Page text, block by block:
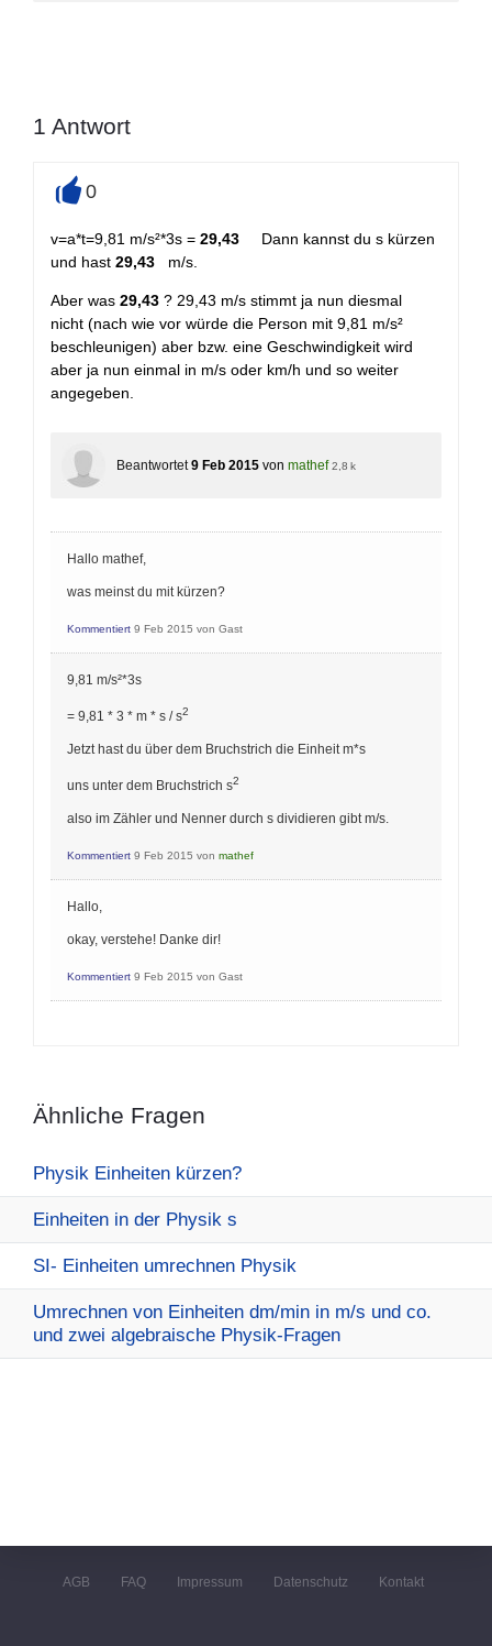
1 Antwort
0
v=a*t=9,81 m/s²*3s = 29,43 Dann kannst du s kürzen
und hast 29,43 m/s.
Aber was 29,43 ? 29,43 m/s stimmt ja nun diesmal
nicht (nach wie vor würde die Person mit 9,81 m/s²
beschleunigen) aber bzw. eine Geschwindigkeit wird
aber ja nun einmal in m/s oder km/h und so weiter
angegeben.
Beantwortet 9 Feb 2015 von mathef 2,8 k
Hallo mathef,
was meinst du mit kürzen?
Kommentiert 9 Feb 2015 von Gast
9,81 m/s²*3s
= 9,81 * 3 * m * s / s2
Jetzt hast du über dem Bruchstrich die Einheit m*s
uns unter dem Bruchstrich s2
also im Zähler und Nenner durch s dividieren gibt m/s.
Kommentiert 9 Feb 2015 von mathef
Hallo,
okay, verstehe! Danke dir!
Kommentiert 9 Feb 2015 von Gast
Ähnliche Fragen
Physik Einheiten kürzen?
Einheiten in der Physik s
SI- Einheiten umrechnen Physik
Umrechnen von Einheiten dm/min in m/s und co.
und zwei algebraische Physik-Fragen
AGB FAQ Impressum Datenschutz Kontakt